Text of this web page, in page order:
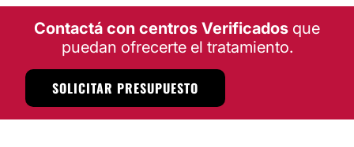
Contactá con centros Verificados que
puedan ofrecerte el tratamiento.
SOLICITAR PRESUPUESTO